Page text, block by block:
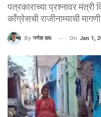
पत्रकाराच्या प्रश्नावर मंत्री
काँग्रेसची राजीनाम्याची मागणी
By गणेश वाघ On Jan 1,